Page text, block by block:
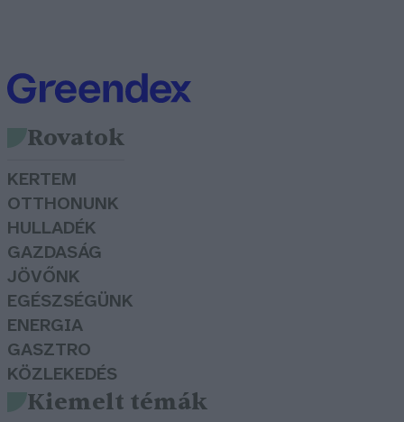
Rovatok
KERTEM
OTTHONUNK
HULLADÉK
GAZDASÁG
JÖVŐNK
EGÉSZSÉGÜNK
ENERGIA
GASZTRO
KÖZLEKEDÉS
Kiemelt témák